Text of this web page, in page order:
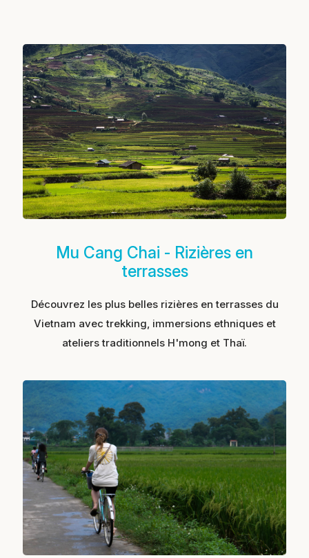
Mu Cang Chai - Rizières en
terrasses
Découvrez les plus belles rizières en terrasses du
Vietnam avec trekking, immersions ethniques et
ateliers traditionnels H'mong et Thaï.